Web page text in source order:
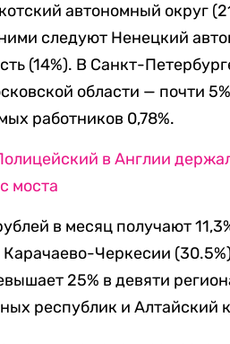
автономный округ
следуют Ненецкий
(14%). В Санкт-
области — почти
работников 0,78%.
в Англии
моста
в месяц получают
Карачаево-Черкесии
25% в девяти
республик и Алтайский